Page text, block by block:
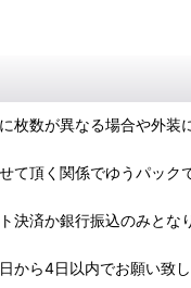
枚数が異なる場合や外装
て頂く関係でゆうパック
決済か銀行振込のみとな
から4日以内でお願い致し